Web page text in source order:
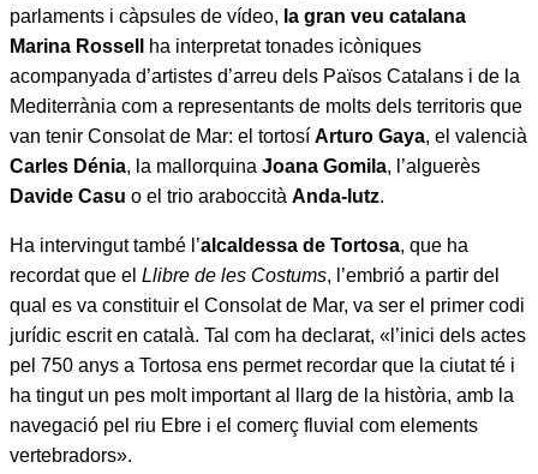
parlaments i càpsules de vídeo, la gran veu catalana
Marina Rossell
ha interpretat tonades icòniques
acompanyada d’artistes d’arreu dels Països Catalans i de la
Mediterrània com a representants de molts dels territoris que
van tenir Consolat de Mar: el tortosí Arturo Gaya, el valencià
Carles Dénia, la mallorquina Joana Gomila, l’alguerès
Davide Casu o el trio araboccità Anda-lutz.
Ha intervingut també l’alcaldessa de Tortosa, que ha
recordat que el Llibre de les Costums, l’embrió a partir del
qual es va constituir el Consolat de Mar, va ser el primer codi
jurídic escrit en català. Tal com ha declarat, «l’inici dels actes
pel 750 anys a Tortosa ens permet recordar que la ciutat té i
ha tingut un pes molt important al llarg de la història, amb la
navegació pel riu Ebre i el comerç fluvial com elements
vertebradors».